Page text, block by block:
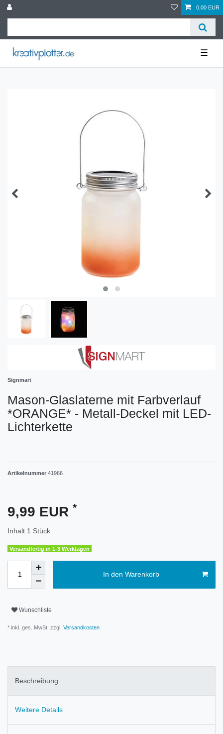
0,00 EUR
☰
Signmart
Mason-Glaslaterne mit Farbverlauf
*ORANGE* - Metall-Deckel mit LED-
Lichterkette
Artikelnummer 41966
9,99 EUR *
Inhalt 1 Stück
Versandfertig in 1-3 Werktagen
In den Warenkorb
Wunschliste
* inkl. ges. MwSt. zzgl. Versandkosten
Beschreibung
Weitere Details